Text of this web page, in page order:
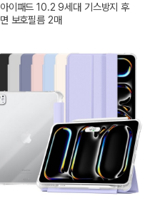
아이패드 10.2 9세대 기스방지 후
면 보호필름 2매